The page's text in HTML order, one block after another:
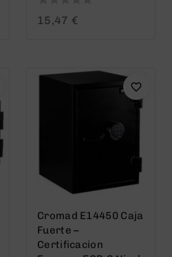
015,47 €
Cromad E14450 Caja
Fuerte –
Certificacion